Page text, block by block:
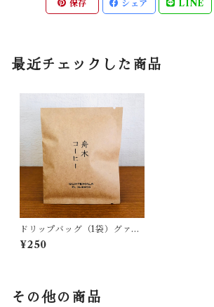
保存 シェア LINE
最近チェックした商品
ドリップバッグ（1袋）グァテ
マラ サンタクララ
¥250
その他の商品